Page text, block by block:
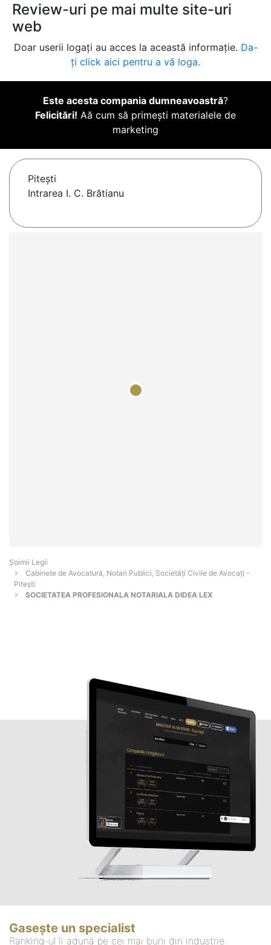
Review-uri pe mai multe site-uri
web
Doar userii logați au acces la această informație. Da-
ți click aici pentru a vă loga.
Este acesta compania dumneavoastră?
Felicitări! Aă cum să primești materialele de
marketing
Piteşti
Intrarea I. C. Brătianu
Șoimii Legii
Cabinete de Avocatură, Notari Publici, Societăți Civile de Avocați -
Piteşti
SOCIETATEA PROFESIONALA NOTARIALA DIDEA LEX
Gasește un specialist
Ranking-ul îi adună pe cei mai buni din industrie